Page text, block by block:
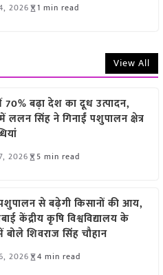
2026 1 min read
View All
बढ़ा देश का दूध उत्पादन,
ललन सिंह ने गिनाईं पशुपालन क्षेत्र
2026 5 min read
से बढ़ेगी किसानों की आय,
केंद्रीय कृषि विश्वविद्यालय के
बोले शिवराज सिंह चौहान
2026 4 min read